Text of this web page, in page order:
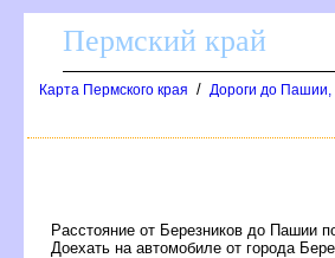
Пермский край
Карта Пермского края / Дороги до
Расстояние от Березников до Пашии
Доехать на автомобиле от города